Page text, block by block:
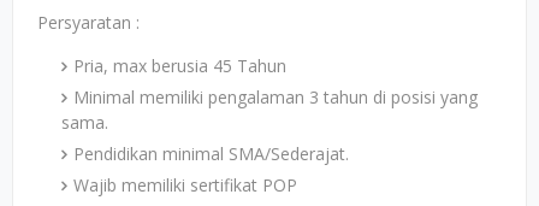
Persyaratan :
Pria, max berusia 45 Tahun
Minimal memiliki pengalaman 3 tahun di posisi yang
sama.
Pendidikan minimal SMA/Sederajat.
Wajib memiliki sertifikat POP